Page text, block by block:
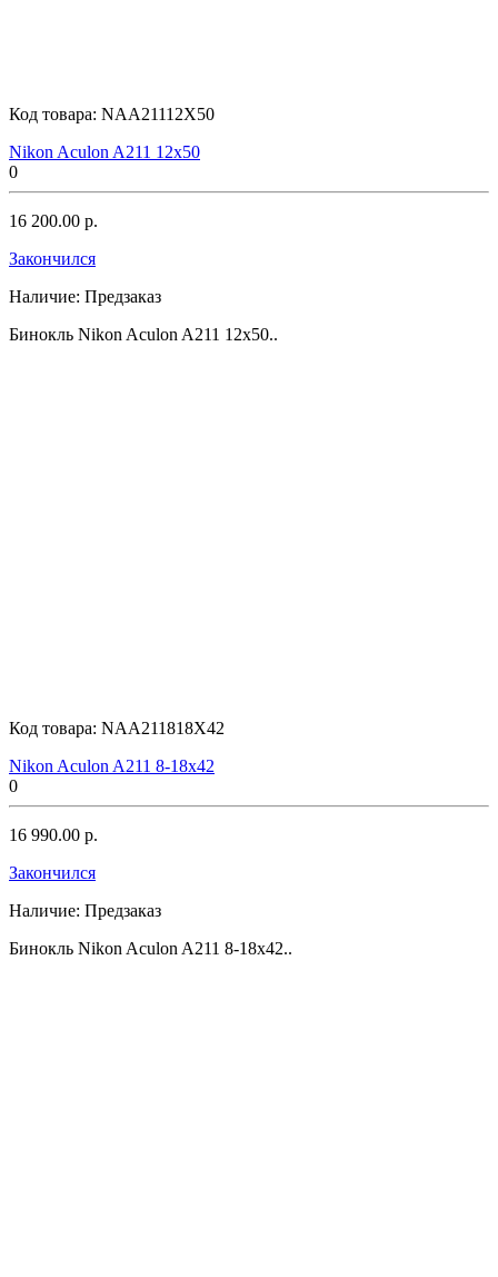
Код товара: NAA21112X50
Nikon Aculon A211 12x50
0
16 200.00 р.
Закончился
Наличие: Предзаказ
Бинокль Nikon Aculon A211 12x50..
Код товара: NAA211818X42
Nikon Aculon A211 8-18x42
0
16 990.00 р.
Закончился
Наличие: Предзаказ
Бинокль Nikon Aculon A211 8-18x42..